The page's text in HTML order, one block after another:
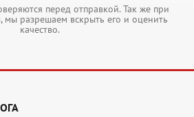
перед отправкой. Так же при
разрешаем вскрыть его и оценить
качество.